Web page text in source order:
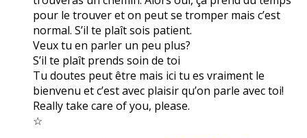
pour le trouver et on peut se tromper mais c’est
normal. S’il te plaît sois patient.
Veux tu en parler un peu plus?
S’il te plaît prends soin de toi
Tu doutes peut être mais ici tu es vraiment le
bienvenu et c’est avec plaisir qu’on parle avec toi!
Really take care of you, please.
☆